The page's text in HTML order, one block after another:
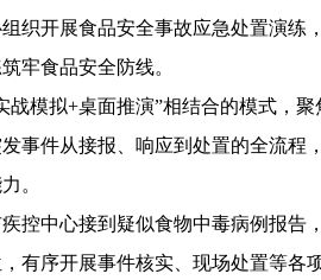
织开展食品安全事故应急处置演练
牢食品安全防线。
战模拟+桌面推演”相结合的模式，
事件从接报、响应到处置的全流程
。
控中心接到疑似食物中毒病例报告
有序开展事件核实、现场处置等各